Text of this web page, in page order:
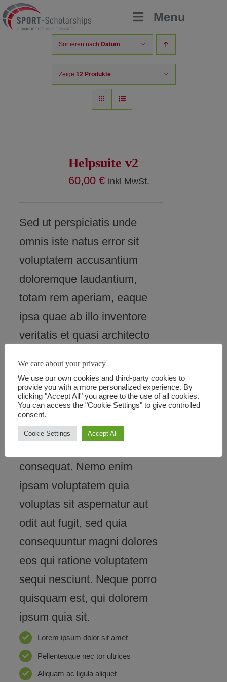
Zum
Inhalt
Menu
Sortieren nach Datum
Zeige 12 Produkte
Helpsuite v2
60,00 € inkl MwSt.
Sed ut perspiciatis unde
omnis iste natus error sit
voluptatem accusantium
doloremque laudantium,
totam rem aperiam, eaque
ipsa quae ab illo inventore
veritatis et quasi architecto
explicabo. Nam egestas
quam vitae fringilla blandit.
Nullam pretium sapien et
varius convallis. Morbi
consequat. Nemo enim
ipsam voluptatem quia
voluptas sit aspernatur aut
odit aut fugit, sed quia
consequuntur magni dolores
eos qui ratione voluptatem
sequi nesciunt. Neque porro
quisquam est, qui dolorem
ipsum quia sit.
Lorem ipsum dolor sit amet
Pellentesque nec tor ultrices
Aliquam ac ligula aliquet
We care about your privacy
We use our own cookies and third-party cookies to
provide you with a more personalized experience. By
clicking "Accept All" you agree to the use of all cookies.
You can access the "Cookie Settings" to give controlled
consent.
Cookie Settings Accept All